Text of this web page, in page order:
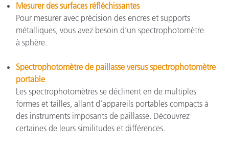
Mesurer des surfaces réfléchissantes
Pour mesurer avec précision des encres et supports
métalliques, vous avez besoin d’un spectrophotomètre
à sphère.
Spectrophotomètre de paillasse versus spectrophotomètre
portable
Les spectrophotomètres se déclinent en de multiples
formes et tailles, allant d’appareils portables compacts à
des instruments imposants de paillasse. Découvrez
certaines de leurs similitudes et différences.